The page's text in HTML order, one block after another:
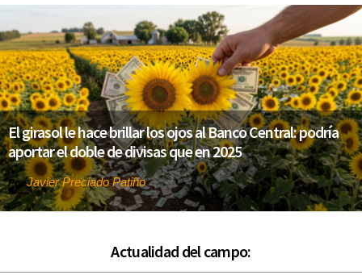
El girasol le hace brillar los ojos al Banco Central: podría
aportar el doble de divisas que en 2025
PorJavier Preciado Patiño
Actualidad del campo: